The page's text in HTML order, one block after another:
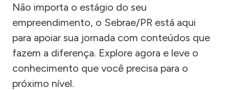
Não importa o estágio do seu
empreendimento, o Sebrae/PR está aqui
para apoiar sua jornada com conteúdos que
fazem a diferença. Explore agora e leve o
conhecimento que você precisa para o
próximo nível.